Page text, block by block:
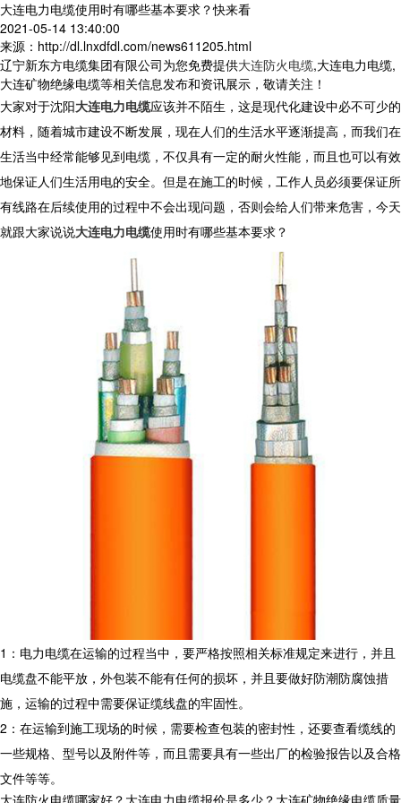
大连电力电缆使用时有哪些基本要求？快来看
2021-05-14 13:40:00
来源：http://dl.lnxdfdl.com/news611205.html
辽宁新东方电缆集团有限公司为您免费提供大连防火电缆,大连电力电缆,
大连矿物绝缘电缆等相关信息发布和资讯展示，敬请关注！
大家对于沈阳大连电力电缆应该并不陌生，这是现代化建设中必不可少的
材料，随着城市建设不断发展，现在人们的生活水平逐渐提高，而我们在
生活当中经常能够见到电缆，不仅具有一定的耐火性能，而且也可以有效
地保证人们生活用电的安全。但是在施工的时候，工作人员必须要保证所
有线路在后续使用的过程中不会出现问题，否则会给人们带来危害，今天
就跟大家说说大连电力电缆使用时有哪些基本要求？
1：电力电缆在运输的过程当中，要严格按照相关标准规定来进行，并且
电缆盘不能平放，外包装不能有任何的损坏，并且要做好防潮防腐蚀措
施，运输的过程中需要保证缆线盘的牢固性。
2：在运输到施工现场的时候，需要检查包装的密封性，还要查看缆线的
一些规格、型号以及附件等，而且需要具有一些出厂的检验报告以及合格
文件等等。